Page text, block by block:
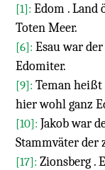
[1]:Edom . Land
Toten Meer.
[6]:Esau war
Edomiter.
[9]:Teman heißt
hier wohl ganz
[10]:Jakob war
Stammväter der
[17]:Zionsberg .